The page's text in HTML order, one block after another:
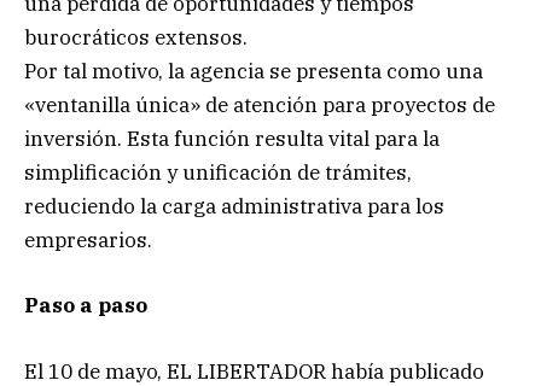
burocráticos extensos.
Por tal motivo, la agencia se presenta como una
«ventanilla única» de atención para proyectos de
inversión. Esta función resulta vital para la
simplificación y unificación de trámites,
reduciendo la carga administrativa para los
empresarios.
Paso a paso
El 10 de mayo, EL LIBERTADOR había publicado